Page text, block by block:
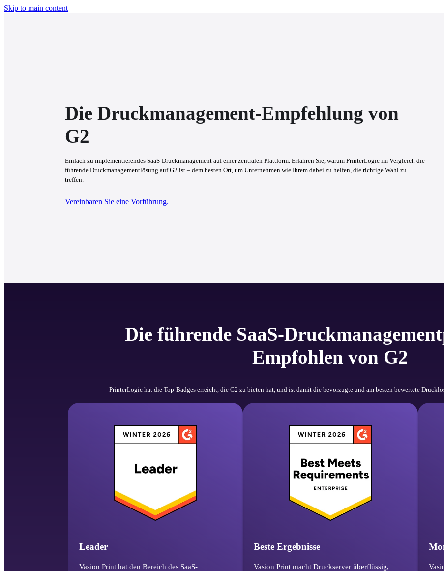
Skip to main content
Die Druckmanagement-Empfehlung von
G2
Einfach zu implementierendes SaaS-Druckmanagement auf einer zentralen Plattform. Erfahren Sie, warum PrinterLogic im Vergleich die
führende Druckmanagementlösung auf G2 ist – dem besten Ort, um Unternehmen wie Ihrem dabei zu helfen, die richtige Wahl zu
treffen.
Vereinbaren Sie eine Vorführung.
Die führende SaaS-
Empfohlen von G2
PrinterLogic hat die Top-Badges erreicht, die G2 zu bieten hat, und ist damit die bevorzugte und am besten bewertete
Leader
Vasion Print hat den Bereich des SaaS-
Beste Ergebnisse
Vasion Print macht Druckserver überflüssig,